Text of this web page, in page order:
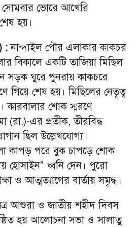
সোমবার ভোরে আখেরি
হয়।
:নান্দাইল পৌর এলাকার কাকচর
বিকালে একটি তাজিয়া মিছিল
সড়ক ঘুরে পুনরায় কাকচরে
গিয়ে শেষ হয়। মিছিলের নেতৃত্ব
কারবালার শোক স্মরণে
(রা.)-এর প্রতীক, তীরবিদ্ধ
ছিল উল্লেখযোগ্য।
কাপড় পরে বুক চাপড়ে শোক
হোসাইন" ধ্বনি দেন। পুরো
ও আত্মত্যাগের বার্তায় সমৃদ্ধ।
আশুরা ও জাতীয় শহীদ দিবস
হয় আলোচনা সভা ও সালাতু